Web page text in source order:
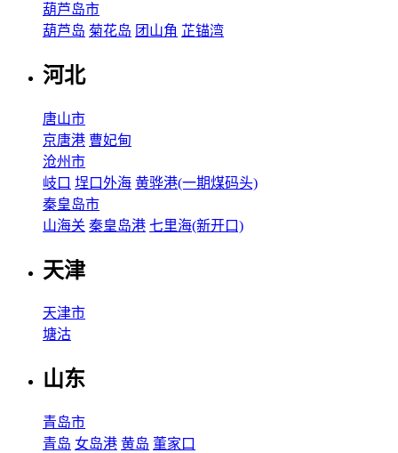
葫芦岛市
葫芦岛 菊花岛 团山角 芷锚湾
河北
唐山市
京唐港 曹妃甸
沧州市
岐口 埕口外海 黄骅港(一期煤码头)
秦皇岛市
山海关 秦皇岛港 七里海(新开口)
天津
天津市
塘沽
山东
青岛市
青岛 女岛港 黄岛 董家口